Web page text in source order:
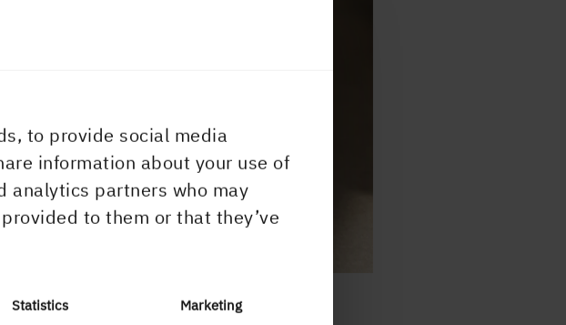
to provide social media
information about your use of
analytics partners who may
to them or that they’ve
Statistics Marketing